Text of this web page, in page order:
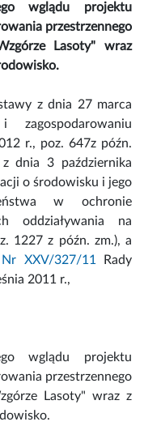
wglądu projektu
przestrzennego
Lasoty" wraz
z dnia 27 marca
r., poz. 647z późn.
dnia 3 października
o środowisku i jego
w ochronie
oddziaływania na
1227 z późn. zm.), a
Nr XXV/327/11 Rady
2011 r.,
wglądu projektu
przestrzennego
Lasoty" wraz z